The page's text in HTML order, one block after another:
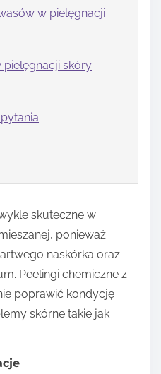
w pielęgnacji
pielęgnacji skóry
skuteczne w
ponieważ
naskórka oraz
Peelingi chemiczne z
poprawić kondycję
skórne takie jak